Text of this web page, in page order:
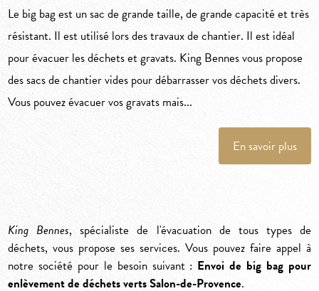
Le big bag est un sac de grande taille, de grande capacité et très
résistant. Il est utilisé lors des travaux de chantier. Il est idéal
pour évacuer les déchets et gravats. King Bennes vous propose
des sacs de chantier vides pour débarrasser vos déchets divers.
Vous pouvez évacuer vos gravats mais...
En savoir plus
King Bennes, spécialiste de l'évacuation de tous types de
déchets, vous propose ses services. Vous pouvez faire appel à
notre société pour le besoin suivant : Envoi de big bag pour
enlèvement de déchets verts Salon-de-Provence.